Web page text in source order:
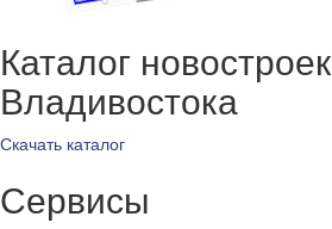
Каталог новостроек
Владивостока
Скачать каталог
Сервисы